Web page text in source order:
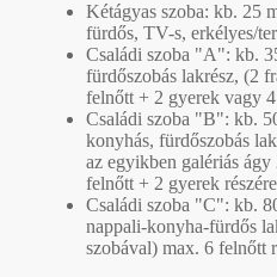
Kétágyas szoba: kb. 25
fürdős, TV-s, erkélyes/
Családi szoba "A": kb.
fürdőszobás lakrész, (2
felnőtt + 2 gyerek vagy
Családi szoba "B": kb.
konyhás, fürdőszobás
az egyikben galériás
felnőtt + 2 gyerek
Családi szoba "C": kb.
nappali-konyha-fürdős
szobával) max. 6 felnőtt